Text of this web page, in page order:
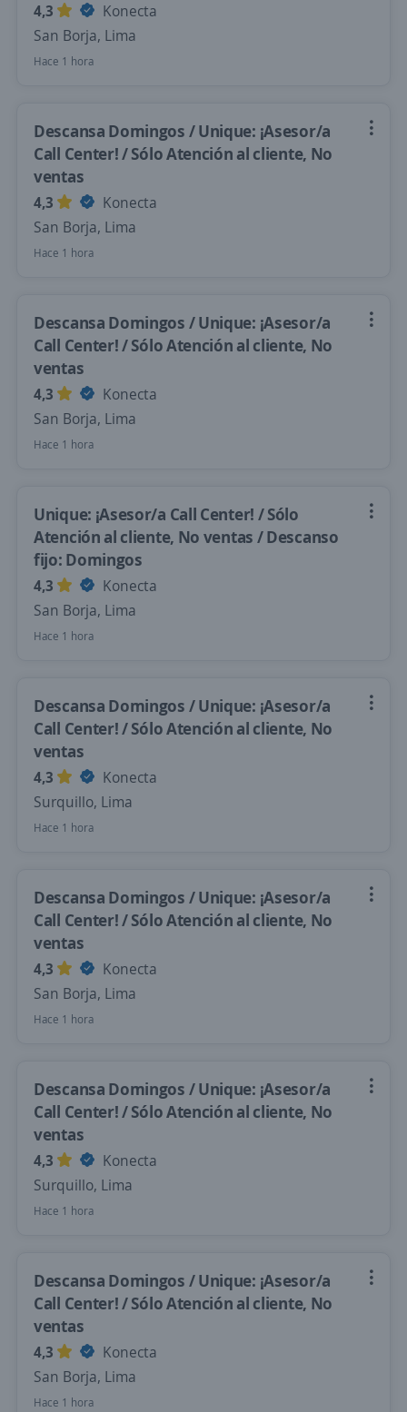
4,3
Konecta
San Borja, Lima
Hace 1 hora
Descansa Domingos / Unique: ¡Asesor/a
Call Center! / Sólo Atención al cliente, No
ventas
4,3
Konecta
San Borja, Lima
Hace 1 hora
Descansa Domingos / Unique: ¡Asesor/a
Call Center! / Sólo Atención al cliente, No
ventas
4,3
Konecta
San Borja, Lima
Hace 1 hora
Unique: ¡Asesor/a Call Center! / Sólo
Atención al cliente, No ventas / Descanso
fijo: Domingos
4,3
Konecta
San Borja, Lima
Hace 1 hora
Descansa Domingos / Unique: ¡Asesor/a
Call Center! / Sólo Atención al cliente, No
ventas
4,3
Konecta
Surquillo, Lima
Hace 1 hora
Descansa Domingos / Unique: ¡Asesor/a
Call Center! / Sólo Atención al cliente, No
ventas
4,3
Konecta
San Borja, Lima
Hace 1 hora
Descansa Domingos / Unique: ¡Asesor/a
Call Center! / Sólo Atención al cliente, No
ventas
4,3
Konecta
Surquillo, Lima
Hace 1 hora
Descansa Domingos / Unique: ¡Asesor/a
Call Center! / Sólo Atención al cliente, No
ventas
4,3
Konecta
San Borja, Lima
Hace 1 hora